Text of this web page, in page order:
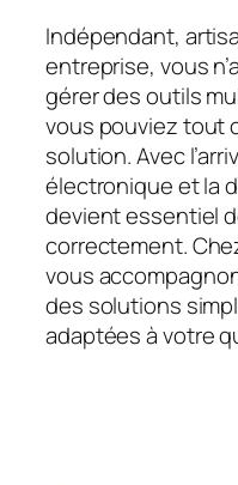
Indépendant,
entreprise, vous
gérer des outils
vous pouviez tout
solution. Avec
électronique et la
devient essentiel
correctement.
vous
des solutions
adaptées à votre